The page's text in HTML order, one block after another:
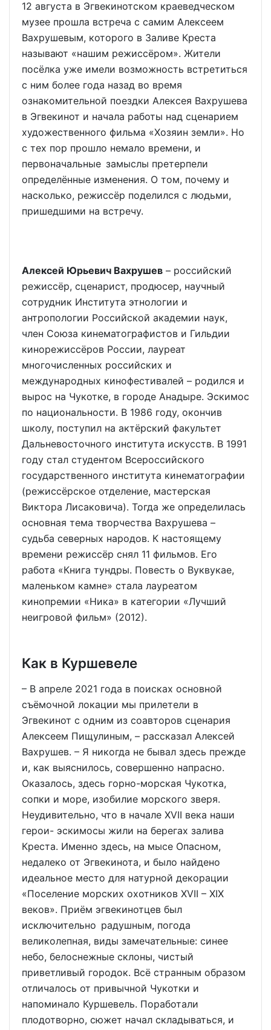
12 августа в Эгвекинотском краеведческом
музее прошла встреча с самим Алексеем
Вахрушевым, которого в Заливе Креста
называют «нашим режиссёром». Жители
посёлка уже имели возможность встретиться
с ним более года назад во время
ознакомительной поездки Алексея Вахрушева
в Эгвекинот и начала работы над сценарием
художественного фильма «Хозяин земли». Но
с тех пор прошло немало времени, и
первоначальные замыслы претерпели
определённые изменения. О том, почему и
насколько, режиссёр поделился с людьми,
пришедшими на встречу.
Алексей Юрьевич Вахрушев – российский
режиссёр, сценарист, продюсер, научный
сотрудник Института этнологии и
антропологии Российской академии наук,
член Союза кинематографистов и Гильдии
кинорежиссёров России, лауреат
многочисленных российских и
международных кинофестивалей – родился и
вырос на Чукотке, в городе Анадыре. Эскимос
по национальности. В 1986 году, окончив
школу, поступил на актёрский факультет
Дальневосточного института искусств. В 1991
году стал студентом Всероссийского
государственного института кинематографии
(режиссёрское отделение, мастерская
Виктора Лисаковича). Тогда же определилась
основная тема творчества Вахрушева –
судьба северных народов. К настоящему
времени режиссёр снял 11 фильмов. Его
работа «Книга тундры. Повесть о Вуквукае,
маленьком камне» стала лауреатом
кинопремии «Ника» в категории «Лучший
неигровой фильм» (2012).
Как в Куршевеле
– В апреле 2021 года в поисках основной
съёмочной локации мы прилетели в
Эгвекинот с одним из соавторов сценария
Алексеем Пищулиным, – рассказал Алексей
Вахрушев. – Я никогда не бывал здесь прежде
и, как выяснилось, совершенно напрасно.
Оказалось, здесь горно-морская Чукотка,
сопки и море, изобилие морского зверя.
Неудивительно, что в начале XVII века наши
герои- эскимосы жили на берегах залива
Креста. Именно здесь, на мысе Опасном,
недалеко от Эгвекинота, и было найдено
идеальное место для натурной декорации
«Поселение морских охотников XVII – XIX
веков». Приём эгвекинотцев был
исключительно радушным, погода
великолепная, виды замечательные: синее
небо, белоснежные склоны, чистый
приветливый городок. Всё странным образом
отличалось от привычной Чукотки и
напоминало Куршевель. Поработали
плодотворно, сюжет начал складываться, и